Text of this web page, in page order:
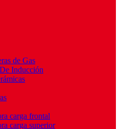
de Gas
Inducción
carga frontal
carga superior